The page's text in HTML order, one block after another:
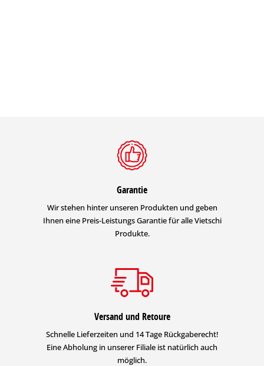
Garantie
Wir stehen hinter unseren Produkten und geben
Ihnen eine Preis-Leistungs Garantie für alle Vietschi
Produkte.
Versand und Retoure
Schnelle Lieferzeiten und 14 Tage Rückgaberecht!
Eine Abholung in unserer Filiale ist natürlich auch
möglich.